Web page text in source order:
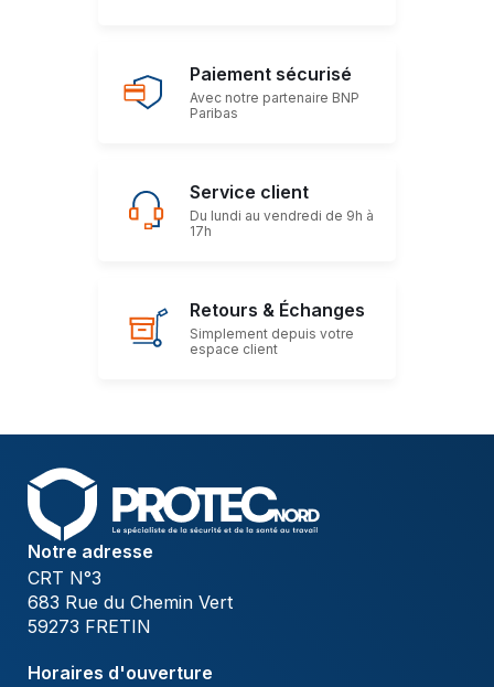
Paiement sécurisé
Avec notre partenaire BNP
Paribas
Service client
Du lundi au vendredi de 9h à
17h
Retours & Échanges
Simplement depuis votre
espace client
Notre adresse
CRT N°3
683 Rue du Chemin Vert
59273 FRETIN
Horaires d'ouverture